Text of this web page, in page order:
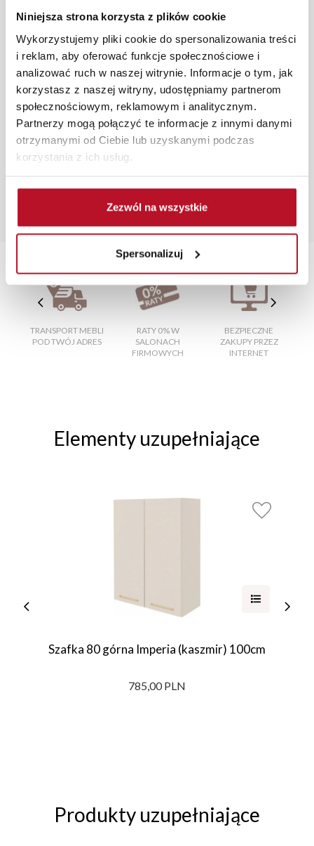
Niniejsza strona korzysta z plików cookie
Wykorzystujemy pliki cookie do spersonalizowania treści
i reklam, aby oferować funkcje społecznościowe i
analizować ruch w naszej witrynie. Informacje o tym, jak
korzystasz z naszej witryny, udostępniamy partnerom
społecznościowym, reklamowym i analitycznym.
Partnerzy mogą połączyć te informacje z innymi danymi
otrzymanymi od Ciebie lub uzyskanymi podczas
korzystania z ich usług.
Zezwól na wszystkie
Spersonalizuj
programu Planer 3D bezpłatnie zaprojektują i
przygotują kompleksową wizualizację Państwa
pomieszczenia wraz z wyceną. Każde zamówienie
złożone w sklepie stacjonarnym dostarczymy do 3 dni
roboczych na terenie całej Polski. W przypadku
zamówień internetowych czas dostawy wynosi do 5 dni
roboczych, również na terenie całego kraju. Wszystkie
zamówienia powyżej 1000 zł dostarczamy gratis
niezależnie od miejsca złożenia zamówienia.
Rzeczywiste kolory i struktura materiałów mogą różnić
się od widocznych na ekranie, zależnie od ustawień
monitora, rodzaju wyświetlacza i oświetlenia.
TRANSPORT MEBLI
POD TWÓJ ADRES
RATY 0% W
SALONACH
FIRMOWYCH
BEZPIECZNE
ZAKUPY PRZEZ
INTERNET
Elementy uzupełniające
Szafka 80 górna Imperia (kaszmir) 100cm
785,00 PLN
Produkty uzupełniające